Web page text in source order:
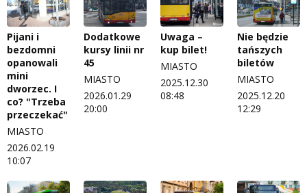
Pijani i
bezdomni
opanowali
mini
dworzec. I
co? "Trzeba
przeczekać"
MIASTO
2026.02.19
10:07
Dodatkowe
kursy linii nr
45
MIASTO
2026.01.29
20:00
Uwaga –
kup bilet!
MIASTO
2025.12.30
08:48
Nie będzie
tańszych
biletów
MIASTO
2025.12.20
12:29